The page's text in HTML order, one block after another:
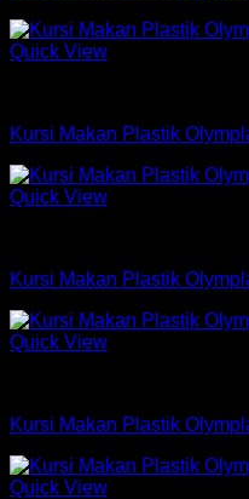
Quick View
Kursi Makan Plastik
Quick View
Kursi Makan Plastik
Quick View
Kursi Makan Plastik
Quick View